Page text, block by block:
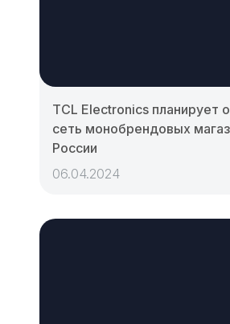
TCL Electronics планирует
сеть монобрендовых
России
06.04.2024